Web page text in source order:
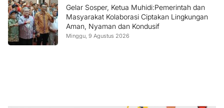
Gelar Sosper, Ketua Muhidi:Pemerintah dan
Masyarakat Kolaborasi Ciptakan Lingkungan
Aman, Nyaman dan Kondusif
Minggu, 9 Agustus 2026